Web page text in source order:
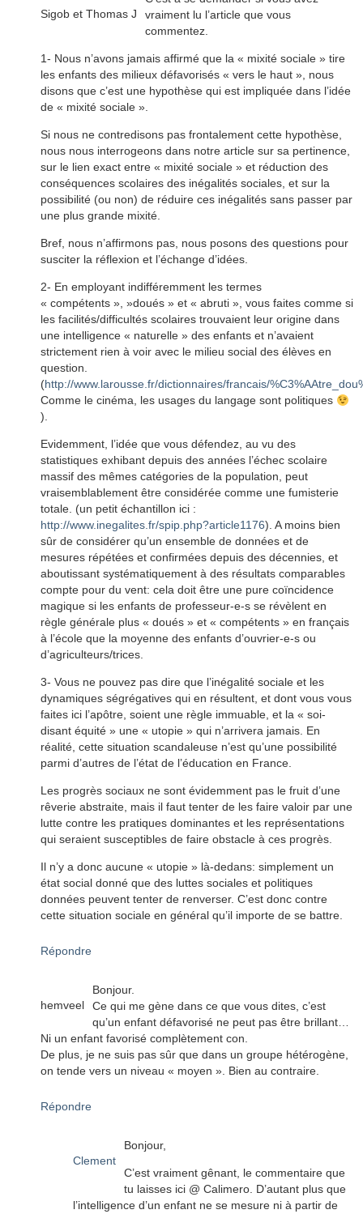
Sigob et Thomas J
vraiment lu l’article que vous
commentez.
1- Nous n’avons jamais affirmé que la « mixité sociale » tire
les enfants des milieux défavorisés « vers le haut », nous
disons que c’est une hypothèse qui est impliquée dans l’idée
de « mixité sociale ».
Si nous ne contredisons pas frontalement cette hypothèse,
nous nous interrogeons dans notre article sur sa pertinence,
sur le lien exact entre « mixité sociale » et réduction des
conséquences scolaires des inégalités sociales, et sur la
possibilité (ou non) de réduire ces inégalités sans passer par
une plus grande mixité.
Bref, nous n’affirmons pas, nous posons des questions pour
susciter la réflexion et l’échange d’idées.
2- En employant indifféremment les termes
« compétents », »doués » et « abruti », vous faites comme si
les facilités/difficultés scolaires trouvaient leur origine dans
une intelligence « naturelle » des enfants et n’avaient
strictement rien à voir avec le milieu social des élèves en
question.
(http://www.larousse.fr/dictionnaires/francais/
Comme le cinéma, les usages du langage sont politiques
).
Evidemment, l’idée que vous défendez, au vu des
statistiques exhibant depuis des années l’échec scolaire
massif des mêmes catégories de la population, peut
vraisemblablement être considérée comme une fumisterie
totale. (un petit échantillon ici :
http://www.inegalites.fr/spip.php?article1176). A moins bien
sûr de considérer qu’un ensemble de données et de
mesures répétées et confirmées depuis des décennies, et
aboutissant systématiquement à des résultats comparables
compte pour du vent: cela doit être une pure coïncidence
magique si les enfants de professeur-e-s se révèlent en
règle générale plus « doués » et « compétents » en français
à l’école que la moyenne des enfants d’ouvrier-e-s ou
d’agriculteurs/trices.
3- Vous ne pouvez pas dire que l’inégalité sociale et les
dynamiques ségrégatives qui en résultent, et dont vous vous
faites ici l’apôtre, soient une règle immuable, et la « soi-
disant équité » une « utopie » qui n’arrivera jamais. En
réalité, cette situation scandaleuse n’est qu’une possibilité
parmi d’autres de l’état de l’éducation en France.
Les progrès sociaux ne sont évidemment pas le fruit d’une
rêverie abstraite, mais il faut tenter de les faire valoir par une
lutte contre les pratiques dominantes et les représentations
qui seraient susceptibles de faire obstacle à ces progrès.
Il n’y a donc aucune « utopie » là-dedans: simplement un
état social donné que des luttes sociales et politiques
données peuvent tenter de renverser. C’est donc contre
cette situation sociale en général qu’il importe de se battre.
Répondre
hemveel
Bonjour.
Ce qui me gène dans ce que vous dites, c’est
qu’un enfant défavorisé ne peut pas être brillant…
Ni un enfant favorisé complètement con.
De plus, je ne suis pas sûr que dans un groupe hétérogène,
on tende vers un niveau « moyen ». Bien au contraire.
Répondre
Clement
Bonjour,
C’est vraiment gênant, le commentaire que
tu laisses ici @ Calimero. D’autant plus que
l’intelligence d’un enfant ne se mesure ni à partir de